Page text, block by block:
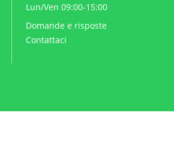
Lun/Ven 09:00-15:00
Domande e risposte
Contattaci